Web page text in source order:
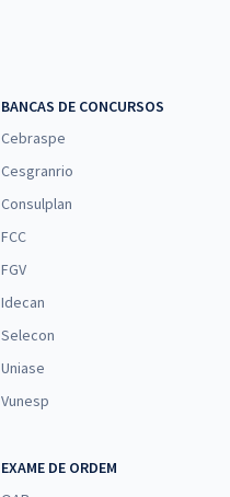
BANCAS DE CONCURSOS
Cebraspe
Cesgranrio
Consulplan
FCC
FGV
Idecan
Selecon
Uniase
Vunesp
EXAME DE ORDEM